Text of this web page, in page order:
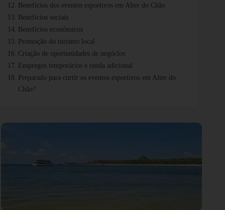
Benefícios dos eventos esportivos em Alter do Chão
Benefícios sociais
Benefícios econômicos
Promoção do turismo local
Criação de oportunidades de negócios
Empregos temporários e renda adicional
Preparado para curtir os eventos esportivos em Alter do
Chão?